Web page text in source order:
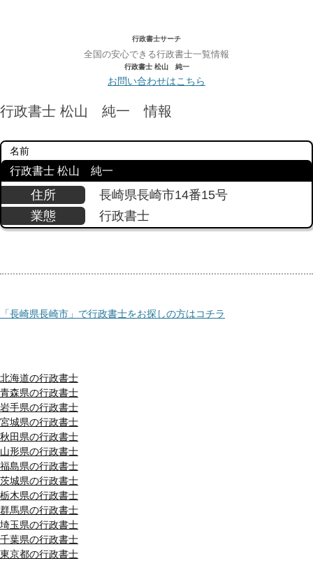
行政書士サーチ
全国の安心できる行政書士一覧情報
行政書士 松山 純一
お問い合わせはこちら
行政書士 松山 純一 情報
名前
行政書士 松山 純一
住所
長崎県長崎市14番15号
業態
行政書士
「長崎県長崎市」で行政書士をお探しの方はコチラ
北海道の行政書士
青森県の行政書士
岩手県の行政書士
宮城県の行政書士
秋田県の行政書士
山形県の行政書士
福島県の行政書士
茨城県の行政書士
栃木県の行政書士
群馬県の行政書士
埼玉県の行政書士
千葉県の行政書士
東京都の行政書士